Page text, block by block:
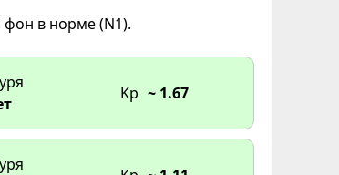
фон в норме (N1).
Kp ~ 1.67